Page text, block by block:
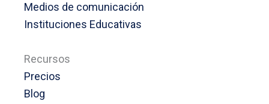
Medios de comunicación
Instituciones Educativas
Recursos
Precios
Blog